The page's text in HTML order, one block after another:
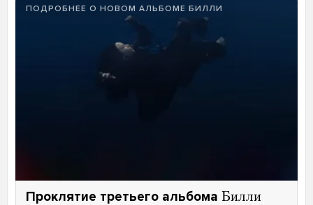
ПОДРОБНЕЕ О НОВОМ АЛЬБОМЕ БИЛЛИ
Проклятие третьего альбома Билли